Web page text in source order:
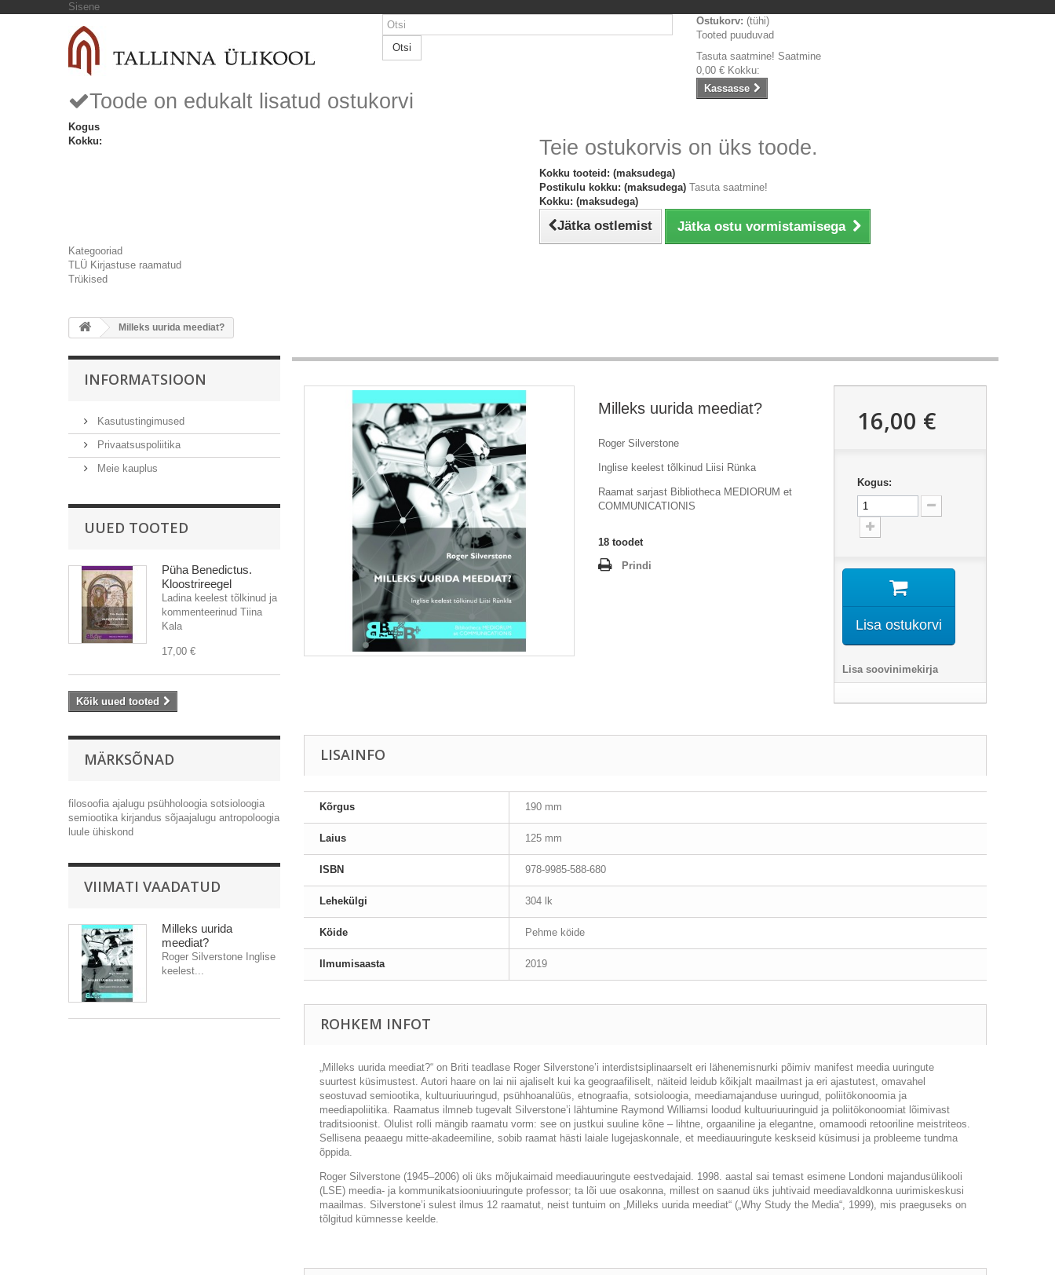
Sisene
Otsi
Ostukorv: (tühi)
Tooted puuduvad
Tasuta saatmine! Saatmine
0,00 € Kokku:
Kassasse
Toode on edukalt lisatud ostukorvi
Kogus
Kokku:
Teie ostukorvis on üks toode.
Kokku tooteid: (maksudega)
Postikulu kokku: (maksudega) Tasuta saatmine!
Kokku: (maksudega)
Jätka ostlemist Jätka ostu vormistamisega
Kategooriad
TLÜ Kirjastuse raamatud
Trükised
Milleks uurida meediat?
INFORMATSIOON
Kasutustingimused
Privaatsuspoliitika
Meie kauplus
UUED TOOTED
Püha Benedictus.
Kloostrireegel
Ladina keelest tõlkinud ja
kommenteerinud Tiina
Kala
17,00 €
Kõik uued tooted
MÄRKSÕNAD
filosoofia ajalugu psühholoogia sotsioloogia
semiootika kirjandus sõjaajalugu antropoloogia
luule ühiskond
VIIMATI VAADATUD
Milleks uurida
meediat?
Roger Silverstone Inglise
keelest...
Milleks uurida meediat?
Roger Silverstone
Inglise keelest tõlkinud Liisi Rünka
Raamat sarjast Bibliotheca MEDIORUM et
COMMUNICATIONIS
18 toodet
Prindi
16,00 €
Kogus:
Lisa ostukorvi
Lisa soovinimekirja
LISAINFO
Kõrgus 190 mm
Laius 125 mm
ISBN 978-9985-588-680
Lehekülgi 304 lk
Köide Pehme köide
Ilmumisaasta 2019
ROHKEM INFOT
„Milleks uurida meediat?“ on Briti teadlase Roger Silverstone’i interdistsiplinaarselt eri lähenemisnurki põimiv manifest meedia uuringute
suurtest küsimustest. Autori haare on lai nii ajaliselt kui ka geograafiliselt, näiteid leidub kõikjalt maailmast ja eri ajastutest, omavahel
seostuvad semiootika, kultuuriuuringud, psühhoanalüüs, etnograafia, sotsioloogia, meediamajanduse uuringud, poliitökonoomia ja
meediapoliitika. Raamatus ilmneb tugevalt Silverstone’i lähtumine Raymond Williamsi loodud kultuuriuuringuid ja poliitökonoomiat lõimivast
traditsioonist. Olulist rolli mängib raamatu vorm: see on justkui suuline kõne ‒ lihtne, orgaaniline ja elegantne, omamoodi retooriline meistriteos.
Sellisena peaaegu mitte-akadeemiline, sobib raamat hästi laiale lugejaskonnale, et meediauuringute keskseid küsimusi ja probleeme tundma
õppida.
Roger Silverstone (1945–2006) oli üks mõjukaimaid meediauuringute eestvedajaid. 1998. aastal sai temast esimene Londoni majandusülikooli
(LSE) meedia- ja kommunikatsiooniuuringute professor; ta lõi uue osakonna, millest on saanud üks juhtivaid meediavaldkonna uurimiskeskusi
maailmas. Silverstone’i sulest ilmus 12 raamatut, neist tuntuim on „Milleks uurida meediat“ („Why Study the Media“, 1999), mis praeguseks on
tõlgitud kümnesse keelde.